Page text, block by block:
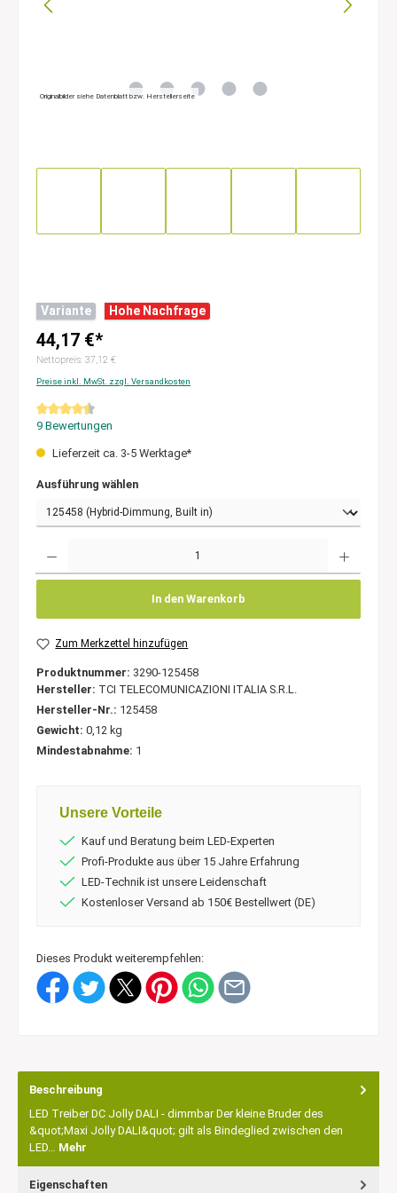
Originalbilder siehe Datenblatt bzw. Herstellerseite
Variante Hohe Nachfrage
44,17 €*
Nettopreis: 37,12 €
Preise inkl. MwSt. zzgl. Versandkosten
Durchschnittliche Bewertung von 4.3 von 5 Sternen
9 Bewertungen
Lieferzeit ca. 3-5 Werktage*
Ausführung wählen
In den Warenkorb
Zum Merkzettel hinzufügen
Produktnummer: 3290-125458
Hersteller: TCI TELECOMUNICAZIONI ITALIA S.R.L.
Hersteller-Nr.: 125458
Gewicht: 0,12 kg
Mindestabnahme: 1
Unsere Vorteile
Kauf und Beratung beim LED-Experten
Profi-Produkte aus über 15 Jahre Erfahrung
LED-Technik ist unsere Leidenschaft
Kostenloser Versand ab 150€ Bestellwert (DE)
Dieses Produkt weiterempfehlen:
Beschreibung
LED Treiber DC Jolly DALI - dimmbar Der kleine Bruder des
&quot;Maxi Jolly DALI&quot; gilt als Bindeglied zwischen den
LED… Mehr
Eigenschaften